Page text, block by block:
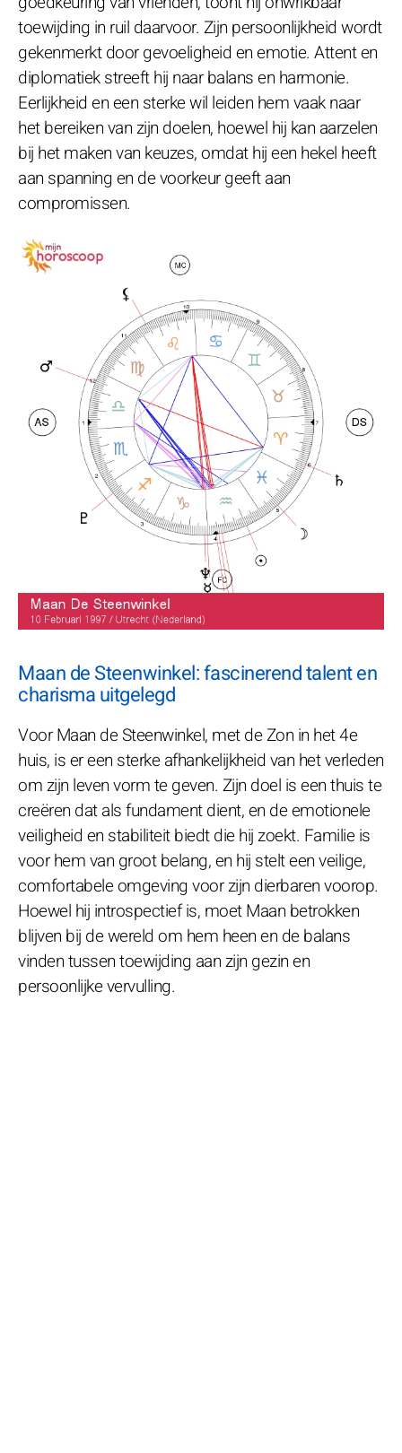
toewijding in ruil daarvoor. Zijn persoonlijkheid wordt
gekenmerkt door gevoeligheid en emotie. Attent en
diplomatiek streeft hij naar balans en harmonie.
Eerlijkheid en een sterke wil leiden hem vaak naar
het bereiken van zijn doelen, hoewel hij kan aarzelen
bij het maken van keuzes, omdat hij een hekel heeft
aan spanning en de voorkeur geeft aan
compromissen.
Maan de Steenwinkel: fascinerend talent en
charisma uitgelegd
Voor Maan de Steenwinkel, met de Zon in het 4e
huis, is er een sterke afhankelijkheid van het verleden
om zijn leven vorm te geven. Zijn doel is een thuis te
creëren dat als fundament dient, en de emotionele
veiligheid en stabiliteit biedt die hij zoekt. Familie is
voor hem van groot belang, en hij stelt een veilige,
comfortabele omgeving voor zijn dierbaren voorop.
Hoewel hij introspectief is, moet Maan betrokken
blijven bij de wereld om hem heen en de balans
vinden tussen toewijding aan zijn gezin en
persoonlijke vervulling.